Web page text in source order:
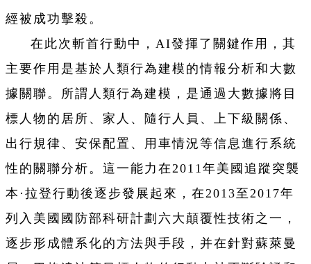
經被成功擊殺。
在此次斬首行動中，AI發揮了關鍵作用，其
主要作用是基於人類行為建模的情報分析和大數
據關聯。所謂人類行為建模，是通過大數據將目
標人物的居所、家人、隨行人員、上下級關係、
出行規律、安保配置、用車情況等信息進行系統
性的關聯分析。這一能力在2011年美國追蹤突襲
本·拉登行動後逐步發展起來，在2013至2017年
列入美國國防部科研計劃六大顛覆性技術之一，
逐步形成體系化的方法與手段，并在針對蘇萊曼